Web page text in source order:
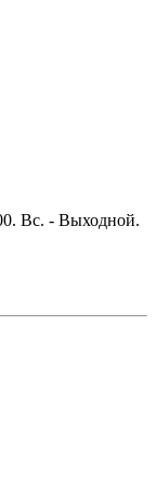
Вс. - Выходной.